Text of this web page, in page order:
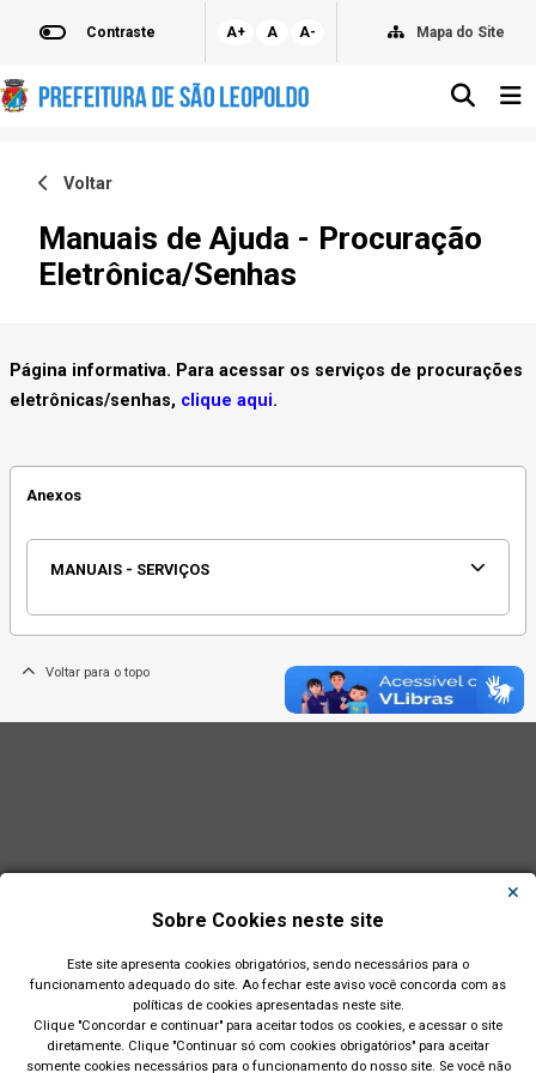
Contraste A+ A A- Mapa do Site
Voltar
Manuais de Ajuda - Procuração
Eletrônica/Senhas
Página informativa. Para acessar os serviços de procurações
eletrônicas/senhas, clique aqui.
Anexos
MANUAIS - SERVIÇOS
Voltar para o topo
Sobre Cookies neste site
Este site apresenta cookies obrigatórios, sendo necessários para o
funcionamento adequado do site. Ao fechar este aviso você concorda com as
políticas de cookies apresentadas neste site.
Clique "Concordar e continuar" para aceitar todos os cookies, e acessar o site
diretamente. Clique "Continuar só com cookies obrigatórios" para aceitar
somente cookies necessários para o funcionamento do nosso site. Se você não
Município de São Leopoldo - RS